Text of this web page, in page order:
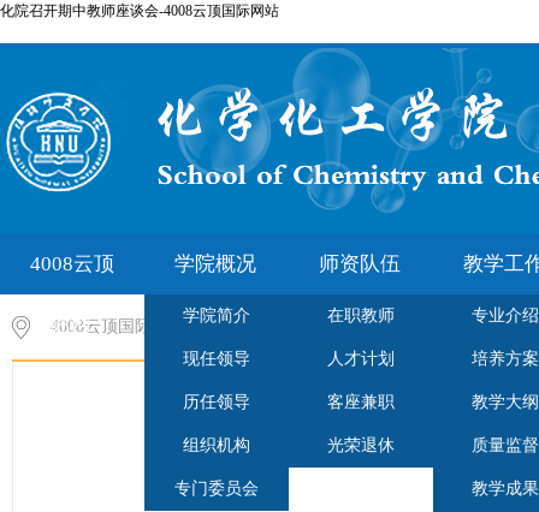
化院召开期中教师座谈会-4008云顶国际网站
4008云顶
国际网
学院概况
学院简介
现任领导
历任领导
组织机构
专门委员会
师资队伍
在职教师
人才计划
客座兼职
光荣退休
教学工
专业介绍
培养方案
教学大纲
质量监督
教学成果
4008云顶国际网站-云顶集团7610官方网站 >